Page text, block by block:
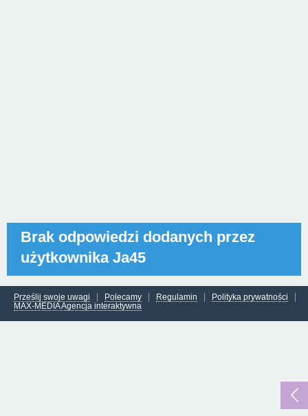
Brak odpowiedzi dodanych przez
użytkownika Ja45
Prześlij swoje uwagi Polecamy Regulamin
Polityka prywatności
MAX-MEDIA Agencja interaktywna